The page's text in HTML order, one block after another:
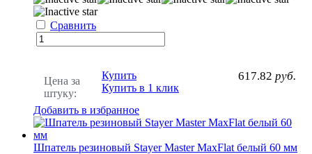
Сравнить
Цена за
штуку:
617.82 руб.
Купить
Купить в 1 клик
Добавить в избранное
Шпатель резиновый Stayer Master MaxFlat белый 60 мм